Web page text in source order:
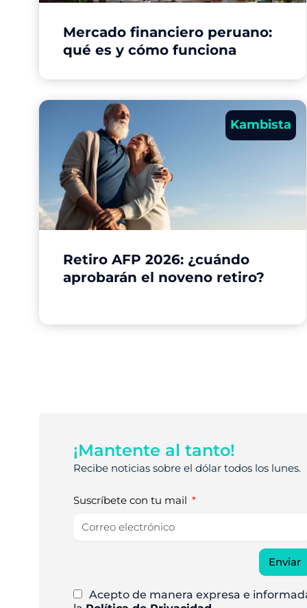
Mercado financiero peruano:
qué es y cómo funciona
Kambista
Retiro AFP 2026: ¿cuándo
aprobarán el noveno retiro?
¡Mantente al tanto!
Recibe noticias sobre el dólar todos los lunes.
Suscríbete con tu mail
Enviar
Acepto de manera expresa e